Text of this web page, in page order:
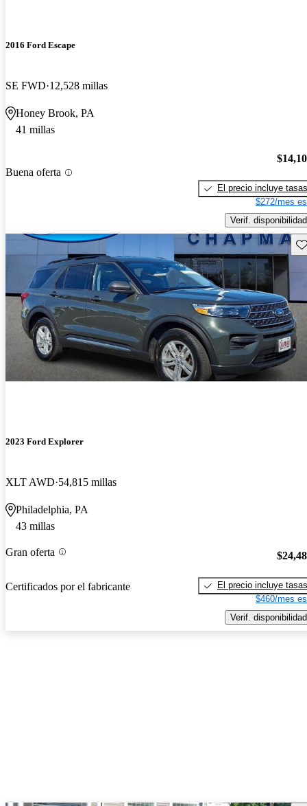
2016 Ford Escape
SE FWD 12,528 millas
Honey Brook, PA
41 millas
Buena oferta
El precio incluye tasas
$272/mes
Verif. disponibilidad
2023 Ford Explorer
XLT AWD 54,815 millas
Philadelphia, PA
43 millas
Gran oferta
Certificados por el fabricante
El precio incluye tasas
$460/mes
Verif. disponibilidad